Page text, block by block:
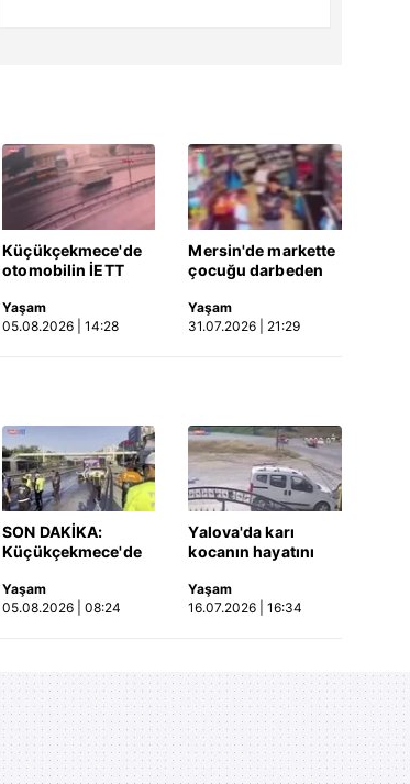
Küçükçekmece'de
otomobilin İETT
kaza kamerada |
Video
Yaşam
05.08.2026 | 14:28
Mersin'de markette
çocuğu darbeden
Yaşam
31.07.2026 | 21:29
SON DAKİKA:
Küçükçekmece'de
Otomobil, İETT
otobüsüne çarptı: 3
Yaşam
05.08.2026 | 08:24
Yalova'da karı
kocanın hayatını
motosiklet kazası
saniye saniye
Yaşam
16.07.2026 | 16:34